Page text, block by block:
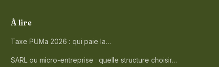
À lire
Taxe PUMa 2026 : qui paie la…
SARL ou micro-entreprise : quelle structure choisir…